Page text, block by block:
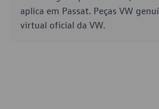
aplica em Passat. Peças VW
virtual oficial da VW.